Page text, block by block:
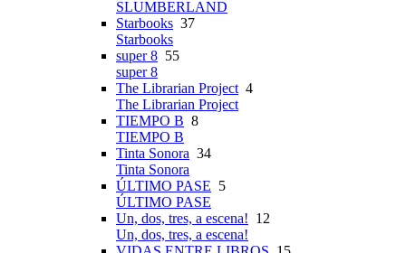
SLUMBERLAND
Starbooks 37
Starbooks
super 8 55
super 8
The Librarian Project 4
The Librarian Project
TIEMPO B 8
TIEMPO B
Tinta Sonora 34
Tinta Sonora
ÚLTIMO PASE 5
ÚLTIMO PASE
Un, dos, tres, a escena! 12
Un, dos, tres, a escena!